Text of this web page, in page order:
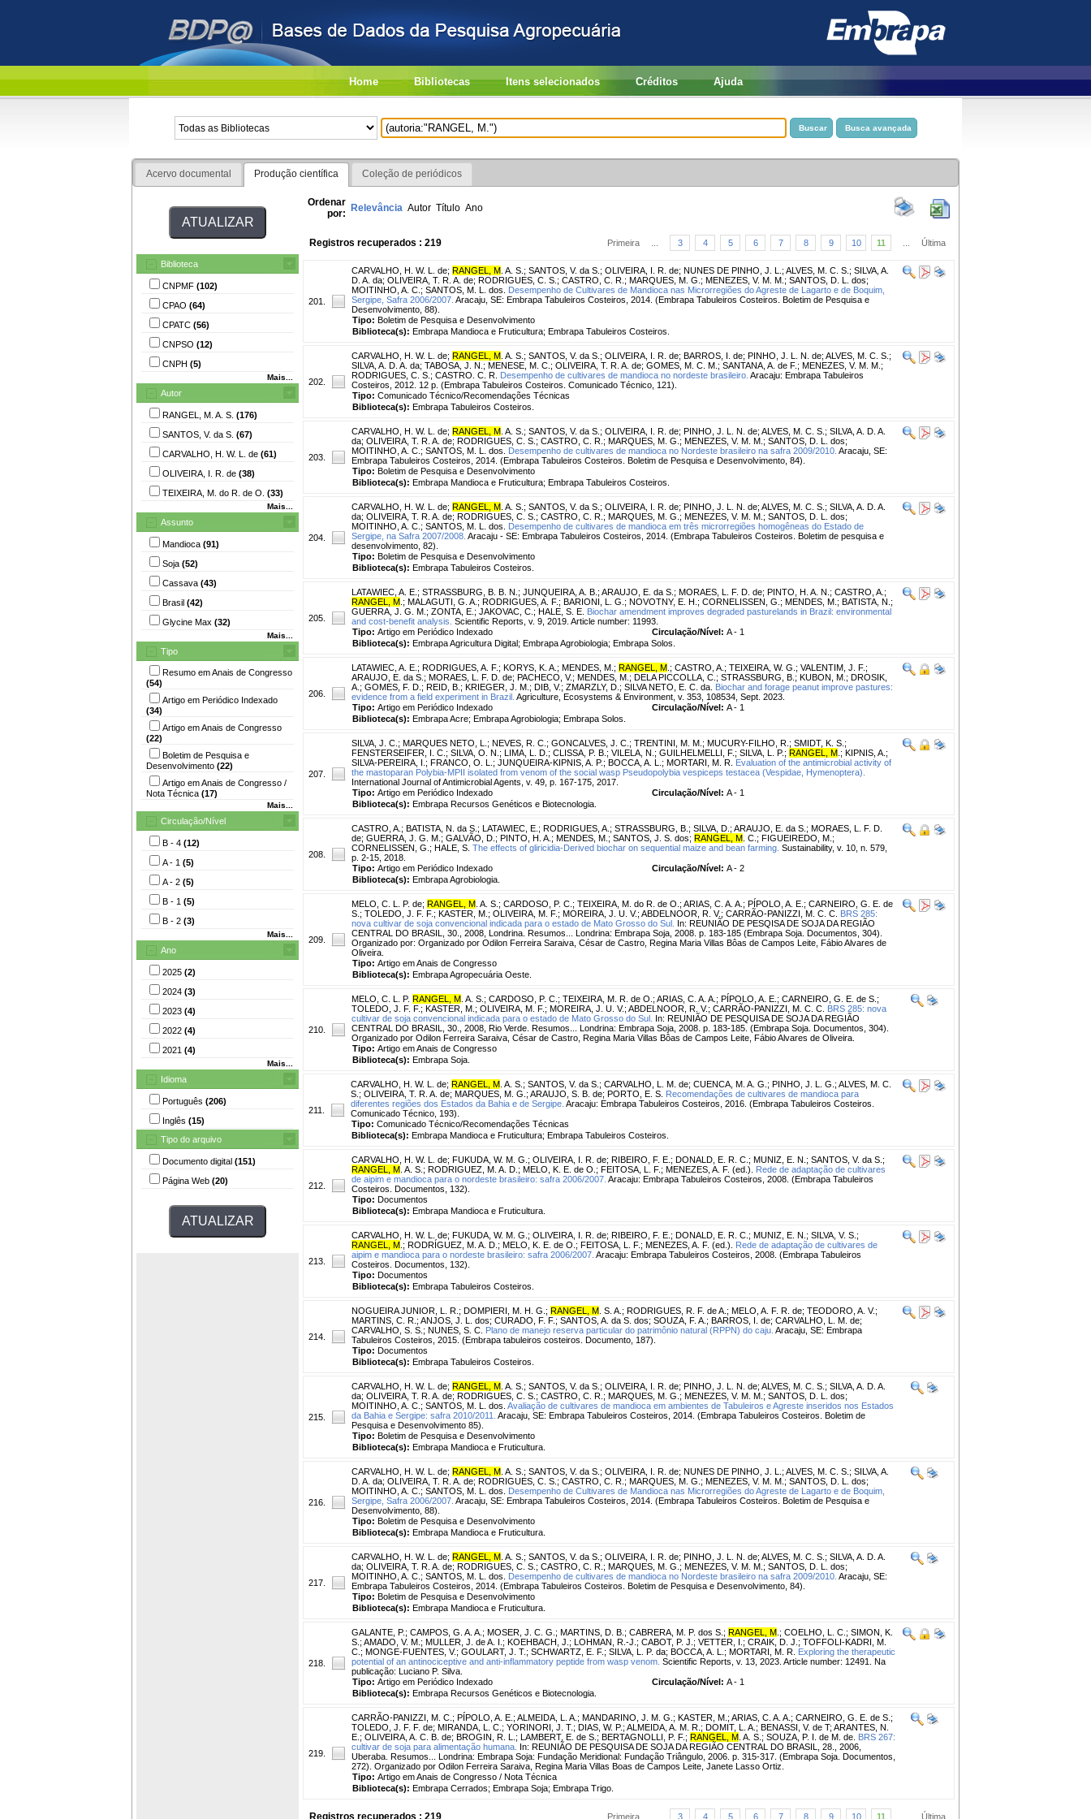
Home Bibliotecas Itens selecionados Créditos Ajuda
Acervo documental Produção científica Coleção de periódicos
Biblioteca
CNPMF (102)
CPAO (64)
CPATC (56)
CNPSO (12)
CNPH (5)
Mais...
Autor
RANGEL, M. A. S. (176)
SANTOS, V. da S. (67)
CARVALHO, H. W. L. de (61)
OLIVEIRA, I. R. de (38)
TEIXEIRA, M. do R. de O. (33)
Mais...
Assunto
Mandioca (91)
Soja (52)
Cassava (43)
Brasil (42)
Glycine Max (32)
Mais...
Tipo
Resumo em Anais de Congresso
(54)
Artigo em Periódico Indexado
(34)
Artigo em Anais de Congresso
(22)
Boletim de Pesquisa e
Desenvolvimento (22)
Artigo em Anais de Congresso /
Nota Técnica (17)
Mais...
Circulação/Nível
B - 4 (12)
A - 1 (5)
A - 2 (5)
B - 1 (5)
B - 2 (3)
Mais...
Ano
2025 (2)
2024 (3)
2023 (4)
2022 (4)
2021 (4)
Mais...
Idioma
Português (206)
Inglês (15)
Tipo do arquivo
Documento digital (151)
Página Web (20)
Ordenar
por: Relevância Autor Título Ano
Registros recuperados : 219 Primeira 3 4 5 6 7 8 9 10 11 Última
201.
CARVALHO, H. W. L. de; RANGEL, M . A. S. ; SANTOS, V. da S. ; OLIVEIRA, I. R. de; NUNES DE PINHO, J. L. ; ALVES, M. C. S. ; SILVA, A.
D. A. da; OLIVEIRA, T. R. A. de; RODRIGUES, C. S. ; CASTRO, C. R. ; MARQUES, M. G. ; MENEZES, V. M. M. ; SANTOS, D. L. dos;
MOITINHO, A. C. ; SANTOS, M. L. dos.
Desempenho de Cultivares de Mandioca nas Microrregiões do Agreste de Lagarto e de Boquim,
Sergipe, Safra 2006/2007. Aracaju, SE: Embrapa Tabuleiros Costeiros, 2014. (Embrapa Tabuleiros Costeiros. Boletim de Pesquisa e
Desenvolvimento, 88).
Tipo: Boletim de Pesquisa e Desenvolvimento
Biblioteca(s): Embrapa Mandioca e Fruticultura; Embrapa Tabuleiros Costeiros.
202.
CARVALHO, H. W. L. de; RANGEL, M . A. S. ; SANTOS, V. da S. ; OLIVEIRA, I. R. de; BARROS, I. de; PINHO, J. L. N. de; ALVES, M. C. S. ;
SILVA, A. D. A. da; TABOSA, J. N. ; MENESE, M. C. ; OLIVEIRA, T. R. A. de; GOMES, M. C. M. ; SANTANA, A. de F. ; MENEZES, V. M. M. ;
RODRIGUES, C. S. ; CASTRO. C. R. Desempenho de cultivares de mandioca no nordeste brasileiro. Aracaju: Embrapa Tabuleiros
Costeiros, 2012. 12 p. (Embrapa Tabuleiros Costeiros. Comunicado Técnico, 121).
Tipo: Comunicado Técnico/Recomendações Técnicas
Biblioteca(s): Embrapa Tabuleiros Costeiros.
203.
CARVALHO, H. W. L. de; RANGEL, M . A. S. ; SANTOS, V. da S. ; OLIVEIRA, I. R. de; PINHO, J. L. N. de; ALVES, M. C. S. ; SILVA, A. D. A.
da; OLIVEIRA, T. R. A. de; RODRIGUES, C. S. ; CASTRO, C. R. ; MARQUES, M. G. ; MENEZES, V. M. M. ; SANTOS, D. L. dos;
MOITINHO, A. C. ; SANTOS, M. L. dos. Desempenho de cultivares de mandioca no Nordeste brasileiro na safra 2009/2010. Aracaju, SE:
Embrapa Tabuleiros Costeiros, 2014. (Embrapa Tabuleiros Costeiros. Boletim de Pesquisa e Desenvolvimento, 84).
Tipo: Boletim de Pesquisa e Desenvolvimento
Biblioteca(s): Embrapa Mandioca e Fruticultura; Embrapa Tabuleiros Costeiros.
204.
CARVALHO, H. W. L. de; RANGEL, M . A. S. ; SANTOS, V. da S. ; OLIVEIRA, I. R. de; PINHO, J. L. N. de; ALVES, M. C. S. ; SILVA, A. D. A.
da; OLIVEIRA, T. R. A. de; RODRIGUES, C. S. ; CASTRO, C. R. ; MARQUES, M. G. ; MENEZES, V. M. M. ; SANTOS, D. L. dos;
MOITINHO, A. C. ; SANTOS, M. L. dos.
Desempenho de cultivares de mandioca em três microrregiões homogêneas do Estado de
Sergipe, na Safra 2007/2008. Aracaju - SE: Embrapa Tabuleiros Costeiros, 2014. (Embrapa Tabuleiros Costeiros. Boletim de pesquisa e
desenvolvimento, 82).
Tipo: Boletim de Pesquisa e Desenvolvimento
Biblioteca(s): Embrapa Tabuleiros Costeiros.
205.
LATAWIEC, A. E. ; STRASSBURG, B. B. N. ; JUNQUEIRA, A. B. ; ARAUJO, E. da S. ; MORAES, L. F. D. de; PINTO, H. A. N. ; CASTRO, A. ;
RANGEL, M ; MALAGUTI, G. A. ; RODRIGUES, A. F. ; BARIONI, L. G. ; NOVOTNY, E. H. ; CORNELISSEN, G. ; MENDES, M. ; BATISTA, N. ;
GUERRA, J. G. M. ; ZONTA, E. ; JAKOVAC, C. ; HALE, S. E. Biochar amendment improves degraded pasturelands in Brazil: environmental
and cost-benefit analysis. Scientific Reports, v. 9, 2019. Article number: 11993.
Tipo: Artigo em Periódico Indexado Circulação/Nível: A - 1
Biblioteca(s): Embrapa Agricultura Digital; Embrapa Agrobiologia; Embrapa Solos.
206.
LATAWIEC, A. E. ; RODRIGUES, A. F. ; KORYS, K. A. ; MENDES, M. ; RANGEL, M ; CASTRO, A. ; TEIXEIRA, W. G. ; VALENTIM, J. F. ;
ARAUJO, E. da S. ; MORAES, L. F. D. de; PACHECO, V.; MENDES, M. ; DELA PICCOLLA, C. ; STRASSBURG, B. ; KUBON, M. ; DROSIK,
A. ; GOMES, F. D. ; REID, B. ; KRIEGER, J. M. ; DIB, V.; ZMARZLY, D. ; SILVA NETO, E. C. da. Biochar and forage peanut improve pastures:
evidence from a field experiment in Brazil. Agriculture, Ecosystems & Environment, v. 353, 108534, Sept. 2023.
Tipo: Artigo em Periódico Indexado Circulação/Nível: A - 1
Biblioteca(s): Embrapa Acre; Embrapa Agrobiologia; Embrapa Solos.
207.
SILVA, J. C. ; MARQUES NETO, L. ; NEVES, R. C. ; GONCALVES, J. C. ; TRENTINI, M. M. ; MUCURY-FILHO, R. ; SMIDT, K. S. ;
FENSTERSEIFER, I. C. ; SILVA, O. N. ; LIMA, L. D. ; CLISSA, P. B. ; VILELA, N. ; GUILHELMELLI, F. ; SILVA, L. P. ; RANGEL, M ; KIPNIS, A. ;
SILVA-PEREIRA, I. ; FRANCO, O. L. ; JUNQUEIRA-KIPNIS, A. P. ; BOCCA, A. L. ; MORTARI, M. R. Evaluation of the antimicrobial activity of
the mastoparan Polybia-MPII isolated from venom of the social wasp Pseudopolybia vespiceps testacea (Vespidae, Hymenoptera).
International Journal of Antimicrobial Agents, v. 49, p. 167-175, 2017.
Tipo: Artigo em Periódico Indexado Circulação/Nível: A - 1
Biblioteca(s): Embrapa Recursos Genéticos e Biotecnologia.
208.
CASTRO, A. ; BATISTA, N. da S. ; LATAWIEC, E. ; RODRIGUES, A. ; STRASSBURG, B. ; SILVA, D. ; ARAUJO, E. da S. ; MORAES, L. F. D.
de; GUERRA, J. G. M. ; GALVÃO, D. ; PINTO, H. A. ; MENDES, M. ; SANTOS, J. S. dos; RANGEL, M . C. ; FIGUEIREDO, M. ;
CORNELISSEN, G. ; HALE, S. The effects of gliricidia-Derived biochar on sequential maize and bean farming. Sustainability, v. 10, n. 579,
p. 2-15, 2018.
Tipo: Artigo em Periódico Indexado Circulação/Nível: A - 2
Biblioteca(s): Embrapa Agrobiologia.
209.
MELO, C. L. P. de; RANGEL, M . A. S. ; CARDOSO, P. C. ; TEIXEIRA, M. do R. de O. ; ARIAS, C. A. A. ; PÍPOLO, A. E. ; CARNEIRO, G. E. de
S. ; TOLEDO, J. F. F. ; KASTER, M. ; OLIVEIRA, M. F. ; MOREIRA, J. U. V.; ABDELNOOR, R. V.; CARRÃO-PANIZZI, M. C. C. BRS 285:
nova cultivar de soja convencional indicada para o estado de Mato Grosso do Sul. In: REUNIÃO DE PESQISA DE SOJA DA REGIÃO
CENTRAL DO BRASIL, 30., 2008, Londrina. Resumos... Londrina: Embrapa Soja, 2008. p. 183-185 (Embrapa Soja. Documentos, 304).
Organizado por: Organizado por Odilon Ferreira Saraiva, César de Castro, Regina Maria Villas Bôas de Campos Leite, Fábio Alvares de
Oliveira.
Tipo: Artigo em Anais de Congresso
Biblioteca(s): Embrapa Agropecuária Oeste.
210.
MELO, C. L. P. RANGEL, M . A. S. ; CARDOSO, P. C. ; TEIXEIRA, M. R. de O. ; ARIAS, C. A. A. ; PÍPOLO, A. E. ; CARNEIRO, G. E. de S. ;
TOLEDO, J. F. F. ; KASTER, M. ; OLIVEIRA, M. F. ; MOREIRA, J. U. V.; ABDELNOOR, R. V.; CARRÃO-PANIZZI, M. C. C. BRS 285: nova
cultivar de soja convencional indicada para o estado de Mato Grosso do Sul. In: REUNIÃO DE PESQUISA DE SOJA DA REGIÃO
CENTRAL DO BRASIL, 30., 2008, Rio Verde. Resumos... Londrina: Embrapa Soja, 2008. p. 183-185. (Embrapa Soja. Documentos, 304).
Organizado por Odilon Ferreira Saraiva, César de Castro, Regina Maria Villas Bôas de Campos Leite, Fábio Alvares de Oliveira.
Tipo: Artigo em Anais de Congresso
Biblioteca(s): Embrapa Soja.
211.
CARVALHO, H. W. L. de; RANGEL, M . A. S. ; SANTOS, V. da S. ; CARVALHO, L. M. de; CUENCA, M. A. G. ; PINHO, J. L. G. ; ALVES, M. C.
S. ; OLIVEIRA, T. R. A. de; MARQUES, M. G. ; ARAUJO, S. B. de; PORTO, E. S. Recomendações de cultivares de mandioca para
diferentes regiões dos Estados da Bahia e de Sergipe. Aracaju: Embrapa Tabuleiros Costeiros, 2016. (Embrapa Tabuleiros Costeiros.
Comunicado Técnico, 193).
Tipo: Comunicado Técnico/Recomendações Técnicas
Biblioteca(s): Embrapa Mandioca e Fruticultura; Embrapa Tabuleiros Costeiros.
212.
CARVALHO, H. W. L. de; FUKUDA, W. M. G. ; OLIVEIRA, I. R. de; RIBEIRO, F. E. ; DONALD, E. R. C. ; MUNIZ, E. N. ; SANTOS, V. da S. ;
RANGEL, M . A. S. ; RODRIGUEZ, M. A. D. ; MELO, K. E. de O. ; FEITOSA, L. F. ; MENEZES, A. F. (ed.).
Rede de adaptação de cultivares
de aipim e mandioca para o nordeste brasileiro: safra 2006/2007. Aracaju: Embrapa Tabuleiros Costeiros, 2008. (Embrapa Tabuleiros
Costeiros. Documentos, 132).
Tipo: Documentos
Biblioteca(s): Embrapa Mandioca e Fruticultura.
213.
CARVALHO, H. W. L. de; FUKUDA, W. M. G. ; OLIVEIRA, I. R. de; RIBEIRO, F. E. ; DONALD, E. R. C. ; MUNIZ, E. N. ; SILVA, V. S. ;
RANGEL, M ; RODRÍGUEZ, M. A. D. ; MELO, K. E. de O. ; FEITOSA, L. F. ; MENEZES, A. F. (ed.).
Rede de adaptação de cultivares de
aipim e mandioca para o nordeste brasileiro: safra 2006/2007. Aracaju: Embrapa Tabuleiros Costeiros, 2008. (Embrapa Tabuleiros
Costeiros. Documentos, 132).
Tipo: Documentos
Biblioteca(s): Embrapa Tabuleiros Costeiros.
214.
NOGUEIRA JUNIOR, L. R. ; DOMPIERI, M. H. G. ; RANGEL, M . S. A. ; RODRIGUES, R. F. de A. ; MELO, A. F. R. de; TEODORO, A. V.;
MARTINS, C. R. ; ANJOS, J. L. dos; CURADO, F. F. ; SANTOS, A. da S. dos; SOUZA, F. A. ; BARROS, I. de; CARVALHO, L. M. de;
CARVALHO, S. S. ; NUNES, S. C. Plano de manejo reserva particular do patrimônio natural (RPPN) do caju. Aracaju, SE: Embrapa
Tabuleiros Costeiros, 2015. (Embrapa tabuleiros costeiros. Documento, 187).
Tipo: Documentos
Biblioteca(s): Embrapa Tabuleiros Costeiros.
215.
CARVALHO, H. W. L. de; RANGEL, M . A. S. ; SANTOS, V. da S. ; OLIVEIRA, I. R. de; PINHO, J. L. N. de; ALVES, M. C. S. ; SILVA, A. D. A.
da; OLIVEIRA, T. R. A. de; RODRIGUES, C. S. ; CASTRO, C. R. ; MARQUES, M. G. ; MENEZES, V. M. M. ; SANTOS, D. L. dos;
MOITINHO, A. C. ; SANTOS, M. L. dos. Avaliação de cultivares de mandioca em ambientes de Tabuleiros e Agreste inseridos nos Estados
da Bahia e Sergipe: safra 2010/2011. Aracaju, SE: Embrapa Tabuleiros Costeiros, 2014. (Embrapa Tabuleiros Costeiros. Boletim de
Pesquisa e Desenvolvimento 85).
Tipo: Boletim de Pesquisa e Desenvolvimento
Biblioteca(s): Embrapa Mandioca e Fruticultura.
216.
CARVALHO, H. W. L. de; RANGEL, M . A. S. ; SANTOS, V. da S. ; OLIVEIRA, I. R. de; NUNES DE PINHO, J. L. ; ALVES, M. C. S. ; SILVA, A.
D. A. da; OLIVEIRA, T. R. A. de; RODRIGUES, C. S. ; CASTRO, C. R. ; MARQUES, M. G. ; MENEZES, V. M. M. ; SANTOS, D. L. dos;
MOITINHO, A. C. ; SANTOS, M. L. dos.
Desempenho de Cultivares de Mandioca nas Microrregiões do Agreste de Lagarto e de Boquim,
Sergipe, Safra 2006/2007. Aracaju, SE: Embrapa Tabuleiros Costeiros, 2014. (Embrapa Tabuleiros Costeiros. Boletim de Pesquisa e
Desenvolvimento, 88).
Tipo: Boletim de Pesquisa e Desenvolvimento
Biblioteca(s): Embrapa Mandioca e Fruticultura.
217.
CARVALHO, H. W. L. de; RANGEL, M . A. S. ; SANTOS, V. da S. ; OLIVEIRA, I. R. de; PINHO, J. L. N. de; ALVES, M. C. S. ; SILVA, A. D. A.
da; OLIVEIRA, T. R. A. de; RODRIGUES, C. S. ; CASTRO, C. R. ; MARQUES, M. G. ; MENEZES, V. M. M. ; SANTOS, D. L. dos;
MOITINHO, A. C. ; SANTOS, M. L. dos. Desempenho de cultivares de mandioca no Nordeste brasileiro na safra 2009/2010. Aracaju, SE:
Embrapa Tabuleiros Costeiros, 2014. (Embrapa Tabuleiros Costeiros. Boletim de Pesquisa e Desenvolvimento, 84).
Tipo: Boletim de Pesquisa e Desenvolvimento
Biblioteca(s): Embrapa Mandioca e Fruticultura.
218.
GALANTE, P. ; CAMPOS, G. A. A. ; MOSER, J. C. G. ; MARTINS, D. B. ; CABRERA, M. P. dos S. ; RANGEL, M ; COELHO, L. C. ; SIMON, K.
S. ; AMADO, V. M. ; MULLER, J. de A. I. ; KOEHBACH, J. ; LOHMAN, R.-J. ; CABOT, P. J. ; VETTER, I. ; CRAIK, D. J. ; TOFFOLI-KADRI, M.
C. ; MONGE-FUENTES, V.; GOULART, J. T. ; SCHWARTZ, E. F. ; SILVA, L. P. da; BOCCA, A. L. ; MORTARI, M. R. Exploring the therapeutic
potential of an antinociceptive and anti-inflammatory peptide from wasp venom. Scientific Reports, v. 13, 2023. Article number: 12491. Na
publicação: Luciano P. Silva.
Tipo: Artigo em Periódico Indexado Circulação/Nível: A - 1
Biblioteca(s): Embrapa Recursos Genéticos e Biotecnologia.
219.
CARRÃO-PANIZZI, M. C. ; PÍPOLO, A. E. ; ALMEIDA, L. A. ; MANDARINO, J. M. G. ; KASTER, M. ; ARIAS, C. A. A. ; CARNEIRO, G. E. de S. ;
TOLEDO, J. F. F. de; MIRANDA, L. C. ; YORINORI, J. T. ; DIAS, W. P. ; ALMEIDA, A. M. R. ; DOMIT, L. A. ; BENASSI, V. de T; ARANTES, N.
E. ; OLIVEIRA, A. C. B. de; BROGIN, R. L. ; LAMBERT, E. de S. ; BERTAGNOLLI, P. F. ; RANGEL, M . A. S. ; SOUZA, P. I. de M. de. BRS 267:
cultivar de soja para alimentação humana. In: REUNIÃO DE PESQUISA DE SOJA DA REGIÃO CENTRAL DO BRASIL, 28., 2006,
Uberaba. Resumos... Londrina: Embrapa Soja: Fundação Meridional: Fundação Triângulo, 2006. p. 315-317. (Embrapa Soja. Documentos,
272). Organizado por Odilon Ferreira Saraiva, Regina Maria Villas Boas de Campos Leite, Janete Lasso Ortiz.
Tipo: Artigo em Anais de Congresso / Nota Técnica
Biblioteca(s): Embrapa Cerrados; Embrapa Soja; Embrapa Trigo.
Registros recuperados : 219 Primeira 3 4 5 6 7 8 9 10 11 Última